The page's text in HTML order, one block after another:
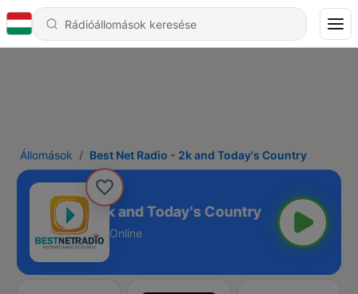
Állomások Best Net Radio - 2k and Today's Country
Net Radio - 2k and Today's Country
Online